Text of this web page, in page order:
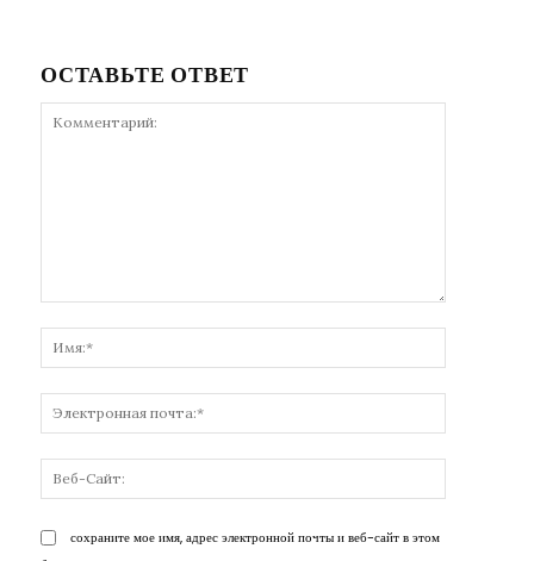
ОСТАВЬТЕ ОТВЕТ
почта:*
Сайт:
сохраните мое имя, адрес электронной почты и веб-сайт в этом